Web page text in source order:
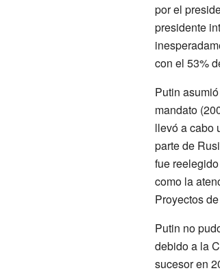
por el
presidente
con el 53%
Putin
mandato
llevó a cabo
parte de
fue
como la
Proyectos
Putin no
debido a la
sucesor en